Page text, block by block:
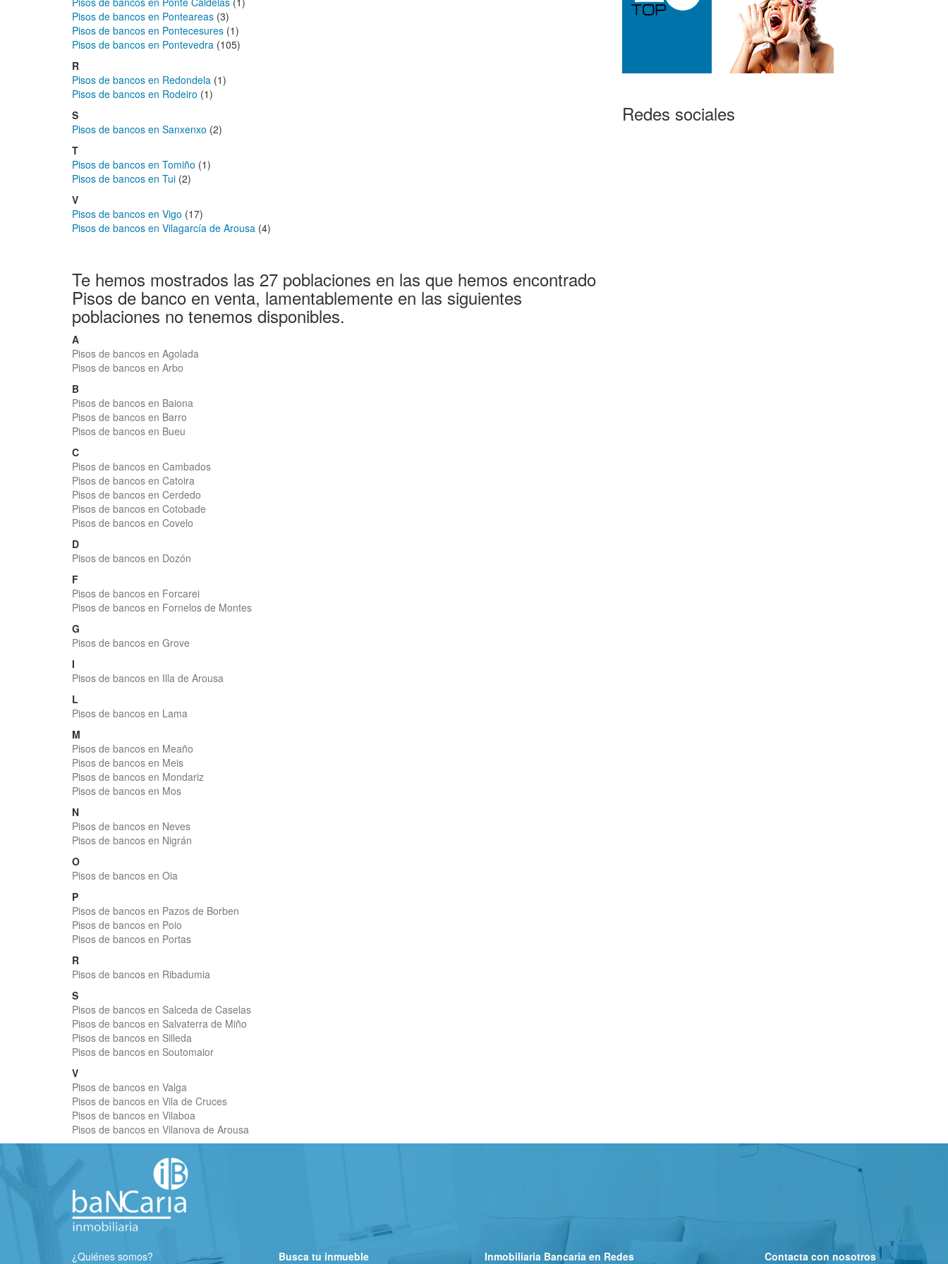
Pisos de bancos en Ponteareas (3)
Pisos de bancos en Pontecesures (1)
Pisos de bancos en Pontevedra (105)
R
Pisos de bancos en Redondela (1)
Pisos de bancos en Rodeiro (1)
S
Pisos de bancos en Sanxenxo (2)
T
Pisos de bancos en Tomiño (1)
Pisos de bancos en Tui (2)
V
Pisos de bancos en Vigo (17)
Pisos de bancos en Vilagarcía de Arousa (4)
Te hemos mostrados las 27 poblaciones en las que hemos encontrado
Pisos de banco en venta, lamentablemente en las siguientes
poblaciones no tenemos disponibles.
A
Pisos de bancos en Agolada
Pisos de bancos en Arbo
B
Pisos de bancos en Baiona
Pisos de bancos en Barro
Pisos de bancos en Bueu
C
Pisos de bancos en Cambados
Pisos de bancos en Catoira
Pisos de bancos en Cerdedo
Pisos de bancos en Cotobade
Pisos de bancos en Covelo
D
Pisos de bancos en Dozón
F
Pisos de bancos en Forcarei
Pisos de bancos en Fornelos de Montes
G
Pisos de bancos en Grove
I
Pisos de bancos en Illa de Arousa
L
Pisos de bancos en Lama
M
Pisos de bancos en Meaño
Pisos de bancos en Meis
Pisos de bancos en Mondariz
Pisos de bancos en Mos
N
Pisos de bancos en Neves
Pisos de bancos en Nigrán
O
Pisos de bancos en Oia
P
Pisos de bancos en Pazos de Borben
Pisos de bancos en Poio
Pisos de bancos en Portas
R
Pisos de bancos en Ribadumia
S
Pisos de bancos en Salceda de Caselas
Pisos de bancos en Salvaterra de Miño
Pisos de bancos en Silleda
Pisos de bancos en Soutomaior
V
Pisos de bancos en Valga
Pisos de bancos en Vila de Cruces
Pisos de bancos en Vilaboa
Pisos de bancos en Vilanova de Arousa
Redes sociales
¿Quiénes somos? Busca tu inmueble Inmobiliaria Bancaria en Redes Contacta con nosotros